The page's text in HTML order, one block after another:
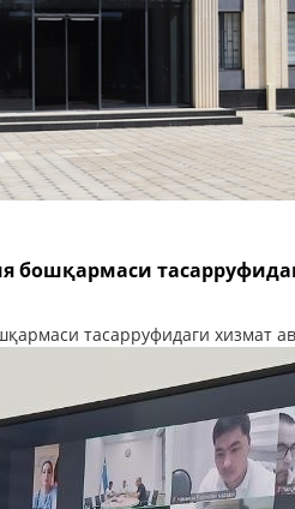
бошқармаси
тасарруфидаги хизмат